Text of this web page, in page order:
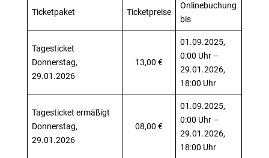
Ticketpaket Ticketpreise
Onlinebuchung
bis
Tagesticket
Donnerstag,
29.01.2026
13,00 €
01.09.2025,
0:00 Uhr –
29.01.2026,
18:00 Uhr
Tagesticket ermäßigt
Donnerstag,
29.01.2026
08,00 €
01.09.2025,
0:00 Uhr –
29.01.2026,
18:00 Uhr